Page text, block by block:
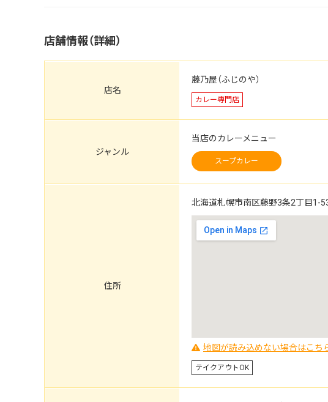
店舗情報（詳細）
店名
藤乃屋（ふじのや）
カレー専門店
ジャンル
当店のカレーメニュー
スープカレー
住所
北海道札幌市南区藤野3条2丁目1-
地図が読み込めない場合はこち
テイクアウトOK